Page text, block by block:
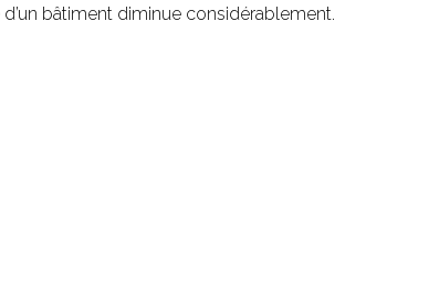
bâtiment diminue considérablement.